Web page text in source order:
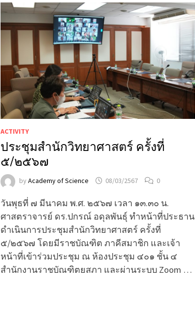
ACTIVITY
ประชุมสำนักวิทยาศาสตร์ ครั้งที่
๕/๒๕๖๗
byAcademy of Science 08/03/2567 0
วันพุธที่ ๗ มีนาคม พ.ศ. ๒๕๖๗ เวลา ๑๓.๓๐ น.
ศาสตราจารย์ ดร.ปกรณ์ อดุลพันธุ์ ทำหน้าที่ประธาน
ดำเนินการประชุมสำนักวิทยาศาสตร์ ครั้งที่
๕/๒๕๖๗ โดยมีราชบัณฑิต ภาคีสมาชิก และเจ้า
หน้าที่เข้าร่วมประชุม ณ ห้องประชุม ๔๐๑ ชั้น ๔
สำนักงานราชบัณฑิตยสภา และผ่านระบบ Zoom …